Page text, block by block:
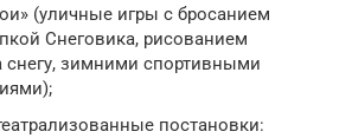
(уличные игры с бросанием
Снеговика, рисованием
снегу, зимними спортивными
постановки: